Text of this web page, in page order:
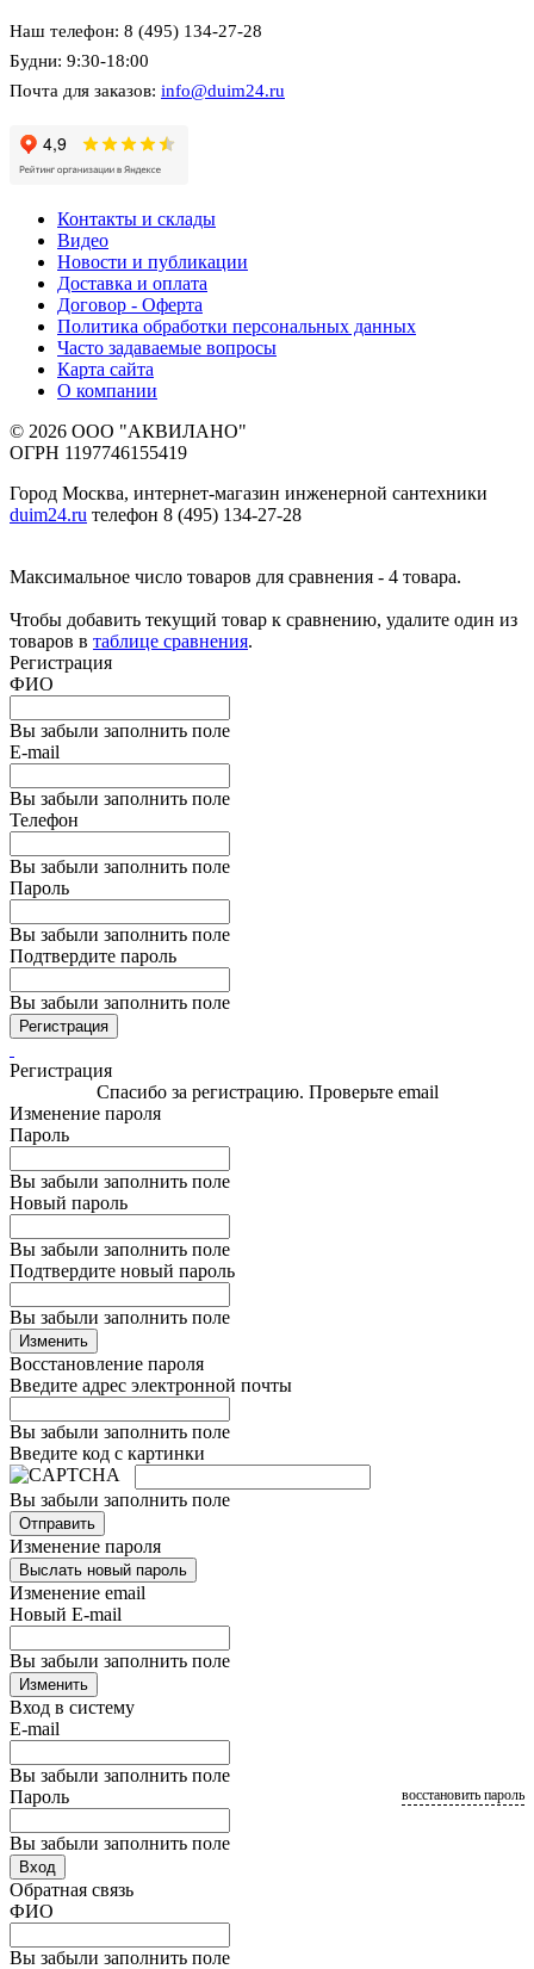
Наш телефон: 8 (495) 134-27-28
Будни: 9:30-18:00
Почта для заказов: info@duim24.ru
Контакты и склады
Видео
Новости и публикации
Доставка и оплата
Договор - Оферта
Политика обработки персональных данных
Часто задаваемые вопросы
Карта сайта
О компании
© 2026 ООО "АКВИЛАНО"
ОГРН 1197746155419
Город Москва, интернет-магазин инженерной сантехники
duim24.ru телефон 8 (495) 134-27-28
Максимальное число товаров для сравнения - 4 товара.
Чтобы добавить текущий товар к сравнению, удалите один из
товаров в таблице сравнения.
Регистрация
ФИО
Вы забыли заполнить поле
E-mail
Вы забыли заполнить поле
Телефон
Вы забыли заполнить поле
Пароль
Вы забыли заполнить поле
Подтвердите пароль
Вы забыли заполнить поле
Регистрация
Регистрация
Спасибо за регистрацию. Проверьте email
Изменение пароля
Пароль
Вы забыли заполнить поле
Новый пароль
Вы забыли заполнить поле
Подтвердите новый пароль
Вы забыли заполнить поле
Изменить
Восстановление пароля
Введите адрес электронной почты
Вы забыли заполнить поле
Введите код с картинки
Вы забыли заполнить поле
Отправить
Изменение пароля
Выслать новый пароль
Изменение email
Новый E-mail
Вы забыли заполнить поле
Изменить
Вход в систему
E-mail
Вы забыли заполнить поле
Пароль
Вы забыли заполнить поле
восстановить пароль
Вход
Обратная связь
ФИО
Вы забыли заполнить поле